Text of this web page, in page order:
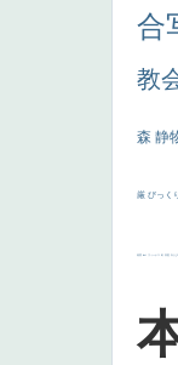
合
教
森 静
厳 びっく
画質 last ヴィーナス 剣 白人少